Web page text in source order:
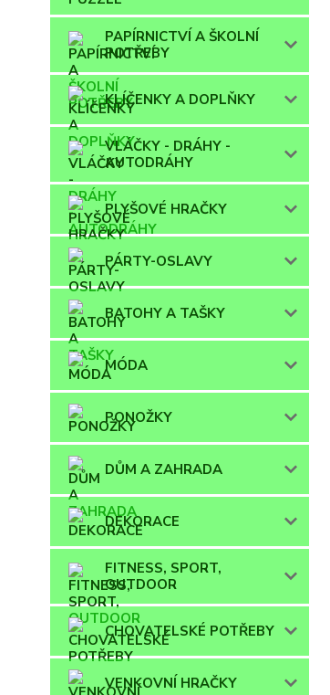
PAPÍRNICTVÍ A ŠKOLNÍ
POTŘEBY
KLÍČENKY A DOPLŇKY
VLÁČKY - DRÁHY -
AUTODRÁHY
PLYŠOVÉ HRAČKY
PÁRTY-OSLAVY
BATOHY A TAŠKY
MÓDA
PONOŽKY
DŮM A ZAHRADA
DEKORACE
FITNESS, SPORT,
OUTDOOR
CHOVATELSKÉ POTŘEBY
VENKOVNÍ HRAČKY